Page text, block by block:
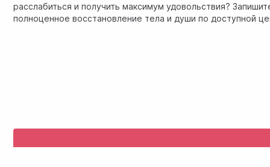
расслабиться и получить максимум удовольствия?
полноценное восстановление тела и души по доступной